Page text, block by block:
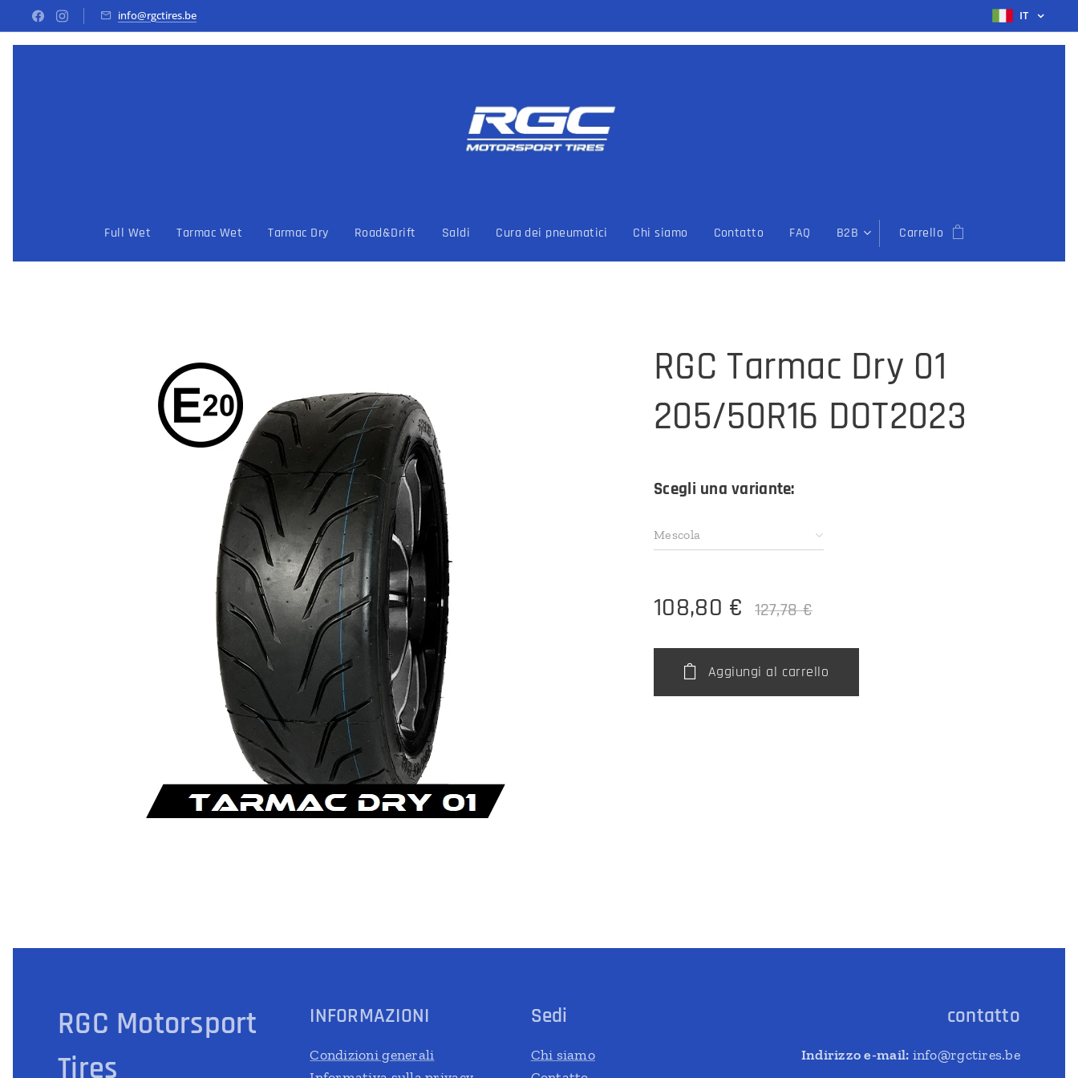
info@rgctires.be IT
Full Wet Tarmac Wet Tarmac Dry Road&Drift Saldi Cura dei pneumatici Chi siamo Contatto FAQ B2B Carrello
RGC Tarmac Dry 01
205/50R16 DOT2023
Scegli una variante:
Mescola
108,80 € 127,78€
Aggiungi al carrello
RGC Motorsport
Tires
INFORMAZIONI
Condizioni generali
Sedi
Chi siamo
contatto
Indirizzo e-mail: info@rgctires.be